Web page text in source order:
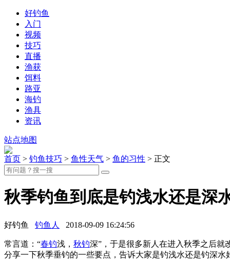
好钓鱼
入门
视频
技巧
直播
渔获
饵料
路亚
海钓
渔具
资讯
站点地图
首页 > 钓鱼技巧 > 鱼性天气 > 鱼的习性 > 正文
秋季钓鱼到底是钓浅水还是深
好钓鱼 钓鱼人 2018-09-09 16:24:56
常言道：“春钓浅， 秋钓深”，于是很多新人在进入秋季之后
分享一下秋季垂钓的一些要点，告诉大家是钓浅水还是钓深水